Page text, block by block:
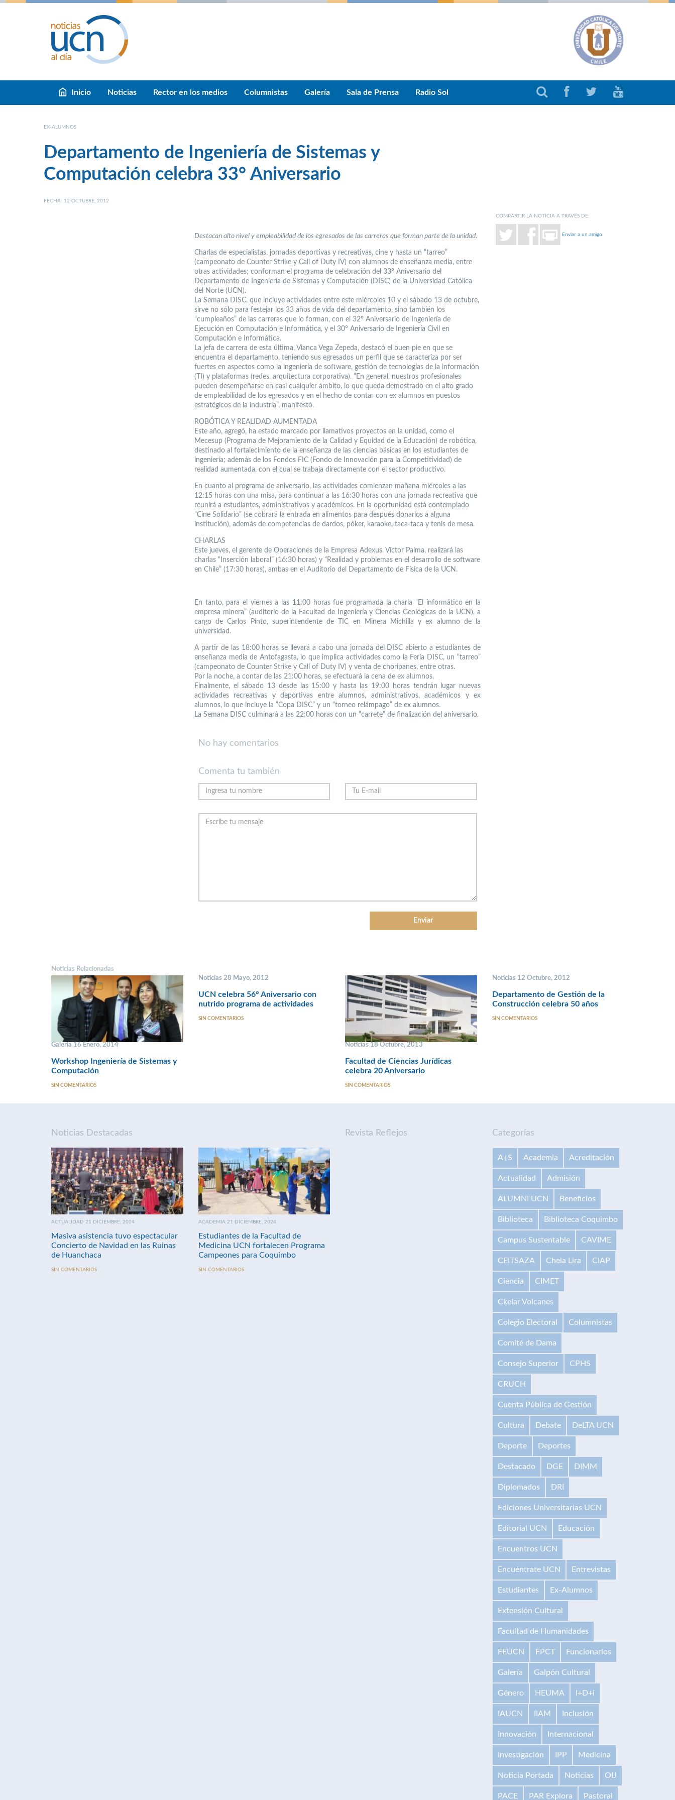
Inicio Noticias Rector en los medios Columnistas Galería Sala de Prensa Radio Sol
EX-ALUMNOS
Departamento de Ingeniería de Sistemas y
Computación celebra 33° Aniversario
FECHA: 12 OCTUBRE, 2012
Destacan alto nivel y empleabilidad de los egresados de las carreras que forman parte de la unidad.
Charlas de especialistas, jornadas deportivas y recreativas, cine y hasta un “tarreo”
(campeonato de Counter Strike y Call of Duty IV) con alumnos de enseñanza media, entre
otras actividades; conforman el programa de celebración del 33° Aniversario del
Departamento de Ingeniería de Sistemas y Computación (DISC) de la Universidad Católica
del Norte (UCN).
La Semana DISC, que incluye actividades entre este miércoles 10 y el sábado 13 de octubre,
sirve no sólo para festejar los 33 años de vida del departamento, sino también los
“cumpleaños” de las carreras que lo forman, con el 32° Aniversario de Ingeniería de
Ejecución en Computación e Informática, y el 30° Aniversario de Ingeniería Civil en
Computación e Informática.
La jefa de carrera de esta última, Vianca Vega Zepeda, destacó el buen pie en que se
encuentra el departamento, teniendo sus egresados un perfil que se caracteriza por ser
fuertes en aspectos como la ingeniería de software, gestión de tecnologías de la información
(TI) y plataformas (redes, arquitectura corporativa). “En general, nuestros profesionales
pueden desempeñarse en casi cualquier ámbito, lo que queda demostrado en el alto grado
de empleabilidad de los egresados y en el hecho de contar con ex alumnos en puestos
estratégicos de la industria”, manifestó.
ROBÓTICA Y REALIDAD AUMENTADA
Este año, agregó, ha estado marcado por llamativos proyectos en la unidad, como el
Mecesup (Programa de Mejoramiento de la Calidad y Equidad de la Educación) de robótica,
destinado al fortalecimiento de la enseñanza de las ciencias básicas en los estudiantes de
ingeniería; además de los Fondos FIC (Fondo de Innovación para la Competitividad) de
realidad aumentada, con el cual se trabaja directamente con el sector productivo.
En cuanto al programa de aniversario, las actividades comienzan mañana miércoles a las
12:15 horas con una misa, para continuar a las 16:30 horas con una jornada recreativa que
reunirá a estudiantes, administrativos y académicos. En la oportunidad está contemplado
“Cine Solidario” (se cobrará la entrada en alimentos para después donarlos a alguna
institución), además de competencias de dardos, póker, karaoke, taca-taca y tenis de mesa.
CHARLAS
Este jueves, el gerente de Operaciones de la Empresa Adexus, Víctor Palma, realizará las
charlas “Inserción laboral” (16:30 horas) y “Realidad y problemas en el desarrollo de software
en Chile” (17:30 horas), ambas en el Auditorio del Departamento de Física de la UCN.
En tanto, para el viernes a las 11:00 horas fue programada la charla “El informático en la
empresa minera” (auditorio de la Facultad de Ingeniería y Ciencias Geológicas de la UCN), a
cargo de Carlos Pinto, superintendente de TIC en Minera Michilla y ex alumno de la
universidad.
A partir de las 18:00 horas se llevará a cabo una jornada del DISC abierto a estudiantes de
enseñanza media de Antofagasta, lo que implica actividades como la Feria DISC, un “tarreo”
(campeonato de Counter Strike y Call of Duty IV) y venta de choripanes, entre otras.
Por la noche, a contar de las 21:00 horas, se efectuará la cena de ex alumnos.
Finalmente, el sábado 13 desde las 15:00 y hasta las 19:00 horas tendrán lugar nuevas
actividades recreativas y deportivas entre alumnos, administrativos, académicos y ex
alumnos, lo que incluye la “Copa DISC” y un “torneo relámpago” de ex alumnos.
La Semana DISC culminará a las 22:00 horas con un “carrete” de finalización del aniversario.
COMPARTIR LA NOTICIA A TRAVÉS DE:
Enviar a un amigo
No hay comentarios
Comenta tu también
Noticias Relacionadas
Galería 16 Enero, 2014
Workshop Ingeniería de Sistemas y
Computación
SIN COMENTARIOS
Noticias 28 Mayo, 2012
UCN celebra 56° Aniversario con
nutrido programa de actividades
SIN COMENTARIOS
Noticias 18 Octubre, 2013
Facultad de Ciencias Jurídicas
celebra 20 Aniversario
SIN COMENTARIOS
Noticias 12 Octubre, 2012
Departamento de Gestión de la
Construcción celebra 50 años
SIN COMENTARIOS
Noticias Destacadas
ACTUALIDAD 21 DICIEMBRE, 2024
Masiva asistencia tuvo espectacular
Concierto de Navidad en las Ruinas
de Huanchaca
SIN COMENTARIOS
ACADEMIA 21 DICIEMBRE, 2024
Estudiantes de la Facultad de
Medicina UCN fortalecen Programa
Campeones para Coquimbo
SIN COMENTARIOS
Revista Reflejos Categorías
A+S Academia Acreditación
Actualidad Admisión
ALUMNI UCN Beneficios
Biblioteca Biblioteca Coquimbo
Campus Sustentable CAVIME
CEITSAZA Chela Lira CIAP
Ciencia CIMET
Ckelar Volcanes
Colegio Electoral Columnistas
Comité de Dama
Consejo Superior CPHS
CRUCH
Cuenta Pública de Gestión
Cultura Debate DeLTA UCN
Deporte Deportes
Destacado DGE DIMM
Diplomados DRI
Ediciones Universitarias UCN
Editorial UCN Educación
Encuentros UCN
Encuéntrate UCN Entrevistas
Estudiantes Ex-Alumnos
Extensión Cultural
Facultad de Humanidades
FEUCN FPCT Funcionarios
Galería Galpón Cultural
Género HEUMA I+D+i
IAUCN IIAM Inclusión
Innovación Internacional
Investigación IPP Medicina
Noticia Portada Noticias OIJ
PACE PAR Explora Pastoral